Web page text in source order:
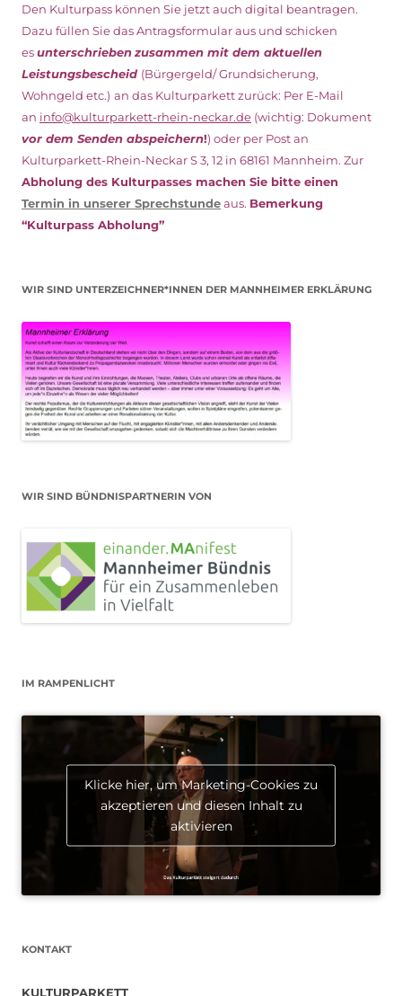
Den Kulturpass können Sie jetzt auch digital beantragen.
Dazu füllen Sie das Antragsformular aus und schicken
esunterschriebenzusammen mit dem aktuellen
Leistungsbescheid (Bürgergeld/ Grundsicherung,
Wohngeld etc.) an das Kulturparkett zurück: Per E-Mail
an info@kulturparkett-rhein-neckar.de (wichtig: Dokument
vor dem Senden abspeichern!) oder per Post an
Kulturparkett-Rhein-Neckar S 3, 12 in 68161 Mannheim. Zur
Abholung des Kulturpasses machen Sie bitte einen
Termin in unserer Sprechstundeaus. Bemerkung
“Kulturpass Abholung”
WIR SIND UNTERZEICHNER*INNEN DER MANNHEIMER ERKLÄRUNG
WIR SIND BÜNDNISPARTNERIN VON
IM RAMPENLICHT
Klicke hier, um Marketing-Cookies zu
akzeptieren und diesen Inhalt zu
aktivieren
KONTAKT
KULTURPARKETT